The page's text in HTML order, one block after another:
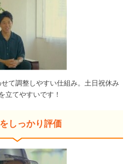
て調整しやすい仕組み。土日祝休み
立てやすいです！
しっかり評価